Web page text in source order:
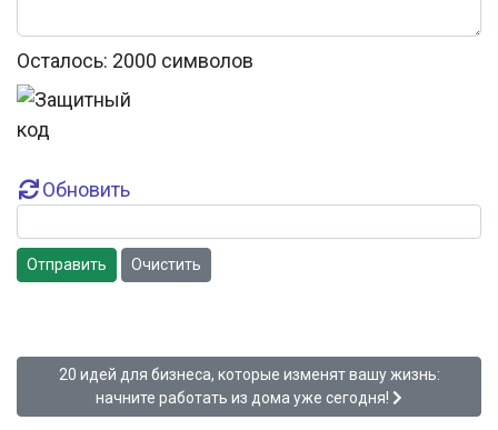
Осталось: 2000 символов
Обновить
Отправить Очистить
Следующий: 20 идей для бизнеса, которые изменят вашу
20 идей для бизнеса, которые изменят вашу жизнь:
начните работать из дома уже сегодня!